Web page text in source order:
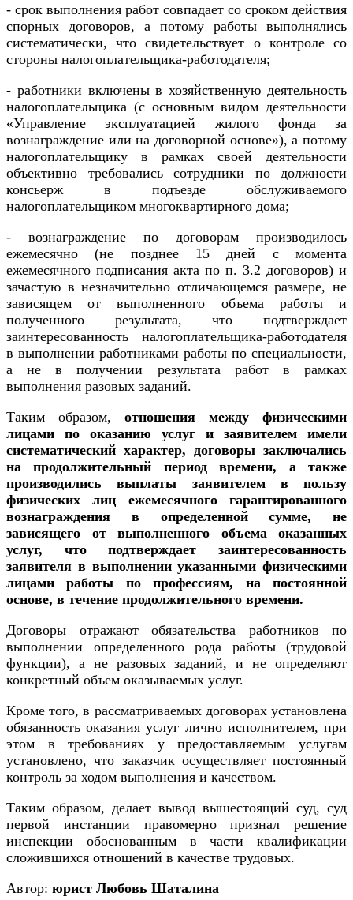
- срок выполнения работ совпадает со сроком действия
спорных договоров, а потому работы выполнялись
систематически, что свидетельствует о контроле со
стороны налогоплательщика-работодателя;
- работники включены в хозяйственную деятельность
налогоплательщика (с основным видом деятельности
«Управление эксплуатацией жилого фонда за
вознаграждение или на договорной основе»), а потому
налогоплательщику в рамках своей деятельности
объективно требовались сотрудники по должности
консьерж в подъезде обслуживаемого
налогоплательщиком многоквартирного дома;
- вознаграждение по договорам производилось
ежемесячно (не позднее 15 дней с момента
ежемесячного подписания акта по п. 3.2 договоров) и
зачастую в незначительно отличающемся размере, не
зависящем от выполненного объема работы и
полученного результата, что подтверждает
заинтересованность налогоплательщика-работодателя
в выполнении работниками работы по специальности,
а не в получении результата работ в рамках
выполнения разовых заданий.
Таким образом, отношения между физическими
лицами по оказанию услуг и
заявителем имели
систематический характер, договоры заключались
на продолжительный период времени, а также
производились выплаты заявителем в пользу
физических лиц ежемесячного гарантированного
вознаграждения в определенной сумме, не
зависящего от выполненного объема оказанных
услуг, что подтверждает заинтересованность
заявителя в выполнении указанными физическими
лицами работы по профессиям, на постоянной
основе, в течение продолжительного времени.
Договоры отражают обязательства работников по
выполнении определенного рода работы (трудовой
функции), а не разовых заданий, и не определяют
конкретный объем оказываемых услуг.
Кроме того, в рассматриваемых договорах установлена
обязанность оказания услуг лично исполнителем, при
этом в требованиях у предоставляемым услугам
установлено, что заказчик осуществляет постоянный
контроль за ходом выполнения и качеством.
Таким образом, делает вывод вышестоящий суд, суд
первой инстанции правомерно признал решение
инспекции обоснованным в части квалификации
сложившихся отношений в качестве трудовых.
Автор: юрист Любовь Шаталина